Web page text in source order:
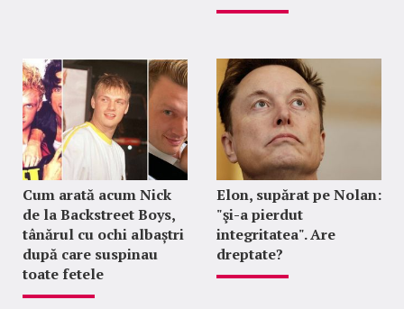
Cum arată acum Nick
de la Backstreet Boys,
tânărul cu ochi albaștri
după care suspinau
toate fetele
Elon, supărat pe Nolan:
"şi-a pierdut
integritatea". Are
dreptate?